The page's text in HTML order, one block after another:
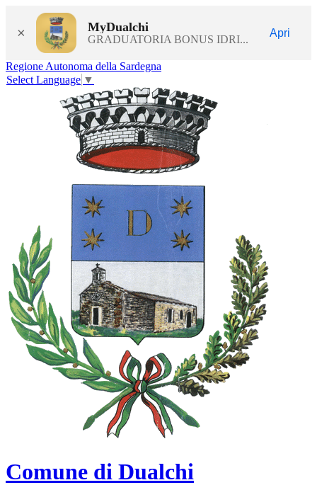
× MyDualchi
GRADUATORIA BONUS IDRI...
Apri
Regione Autonoma della Sardegna
Select Language ▼
Comune di Dualchi